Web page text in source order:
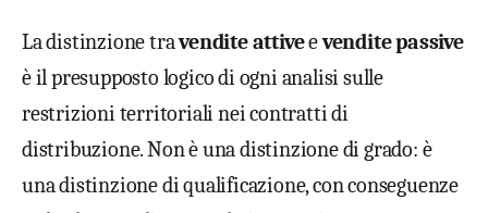
La distinzione travendite attiveevendite passive
è il presupposto logico di ogni analisi sulle
restrizioni territoriali nei contratti di
distribuzione. Non è una distinzione di grado: è
una distinzione di qualificazione, con conseguenze